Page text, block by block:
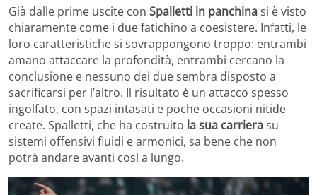
Già dalle prime uscite con Spalletti in panchinasi è visto
chiaramente come i due fatichino a coesistere. Infatti, le
loro caratteristiche si sovrappongono troppo: entrambi
amano attaccare la profondità, entrambi cercano la
conclusione e nessuno dei due sembra disposto a
sacrificarsi per l’altro. Il risultato è un attacco spesso
ingolfato, con spazi intasati e poche occasioni nitide
create. Spalletti, che ha costruito la sua carrierasu
sistemi offensivi fluidi e armonici, sa bene che non
potrà andare avanti così a lungo.